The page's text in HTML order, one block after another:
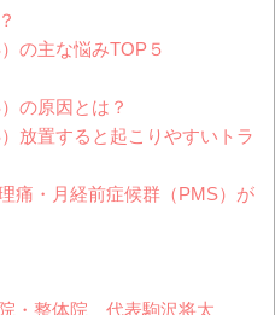
の主な悩みTOP５
の原因とは？
放置すると起こりやすいトラ
痛・月経前症候群（PMS）が
・整体院 代表駒沢将太